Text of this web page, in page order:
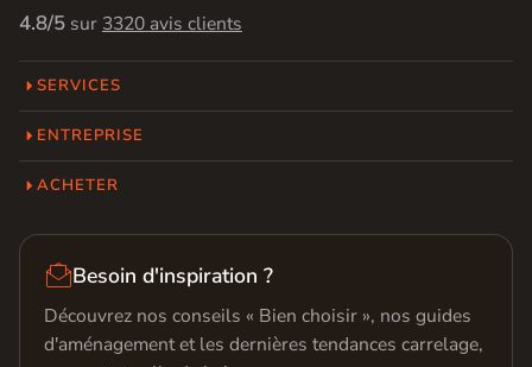
4.8/5 sur 3320 avis clients
SERVICES
ENTREPRISE
ACHETER
Besoin d'inspiration ?
Découvrez nos conseils « Bien choisir », nos guides
d'aménagement et les dernières tendances carrelage,